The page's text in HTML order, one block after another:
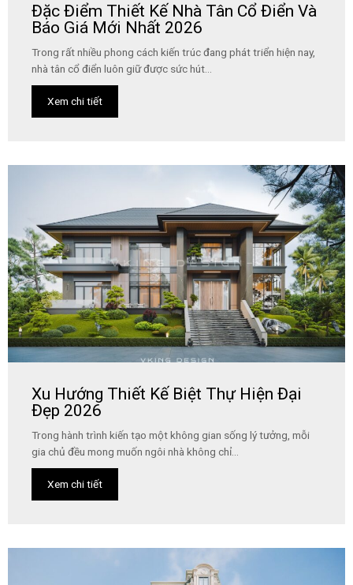
Đặc Điểm Thiết Kế Nhà Tân Cổ Điển Và
Báo Giá Mới Nhất 2026
Trong rất nhiều phong cách kiến trúc đang phát triển hiện nay,
nhà tân cổ điển luôn giữ được sức hút...
Xem chi tiết
Xu Hướng Thiết Kế Biệt Thự Hiện Đại
Đẹp 2026
Trong hành trình kiến tạo một không gian sống lý tưởng, mỗi
gia chủ đều mong muốn ngôi nhà không chỉ...
Xem chi tiết